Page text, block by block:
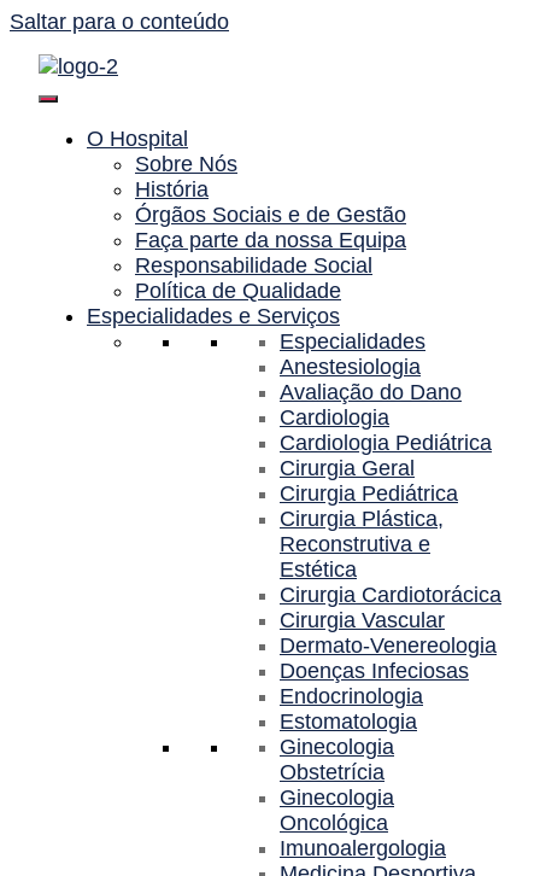
Saltar para o conteúdo
O Hospital
Sobre Nós
História
Órgãos Sociais e de Gestão
Faça parte da nossa Equipa
Responsabilidade Social
Política de Qualidade
Especialidades e Serviços
Especialidades
Anestesiologia
Avaliação do Dano
Cardiologia
Cardiologia Pediátrica
Cirurgia Geral
Cirurgia Pediátrica
Cirurgia Plástica,
Reconstrutiva e
Estética
Cirurgia Cardiotorácica
Cirurgia Vascular
Dermato-Venereologia
Doenças Infeciosas
Endocrinologia
Estomatologia
Ginecologia
Obstetrícia
Ginecologia
Oncológica
Imunoalergologia